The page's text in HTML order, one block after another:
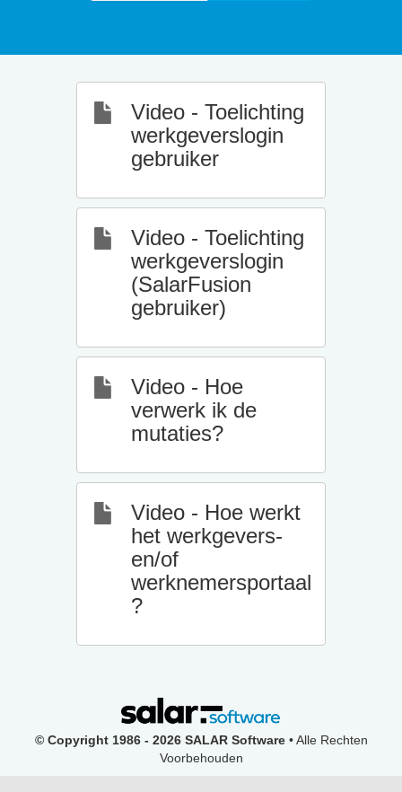
Video - Toelichting
werkgeverslogin
gebruiker
Video - Toelichting
werkgeverslogin
(SalarFusion
gebruiker)
Video - Hoe
verwerk ik de
mutaties?
Video - Hoe werkt
het werkgevers-
en/of
werknemersportaal
?
© Copyright 1986 - 2026 SALAR Software • Alle Rechten
Voorbehouden